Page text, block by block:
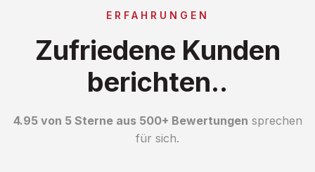
ERFAHRUNGEN
Zufriedene Kunden
berichten..
4.95 von 5 Sterne aus 500+ Bewertungen sprechen
für sich.